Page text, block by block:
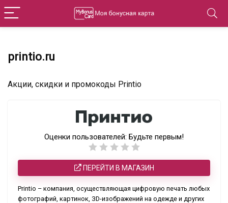
printio.ru
Акции, скидки и промокоды Printio
Оценки пользователей: Будьте первым!
ПЕРЕЙТИ В МАГАЗИН
Printio – компания, осуществляющая цифровую печать любых
фотографий, картинок, ЗD-изображений на одежде и других